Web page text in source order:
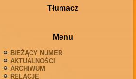
Tłumacz
Menu
BIEŻĄCY NUMER
AKTUALNOŚCI
ARCHIWUM
RELACJE